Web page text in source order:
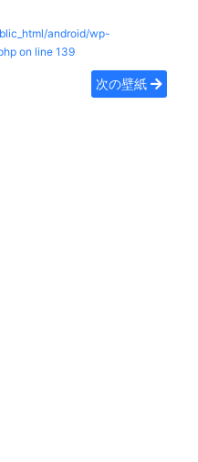
android/wp-
on line 139
次の壁紙